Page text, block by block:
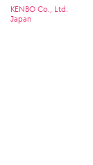
KENBO Co., Ltd.
Japan